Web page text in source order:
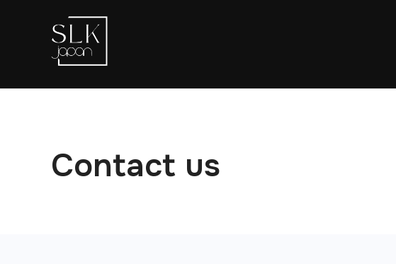
ツ
Contact us